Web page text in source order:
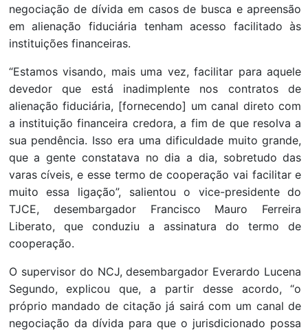
negociação de dívida em casos de busca e apreensão
em alienação fiduciária tenham acesso facilitado às
instituições financeiras.
“Estamos visando, mais uma vez, facilitar para aquele
devedor que está inadimplente nos contratos de
alienação fiduciária, [fornecendo] um canal direto com
a instituição financeira credora, a fim de que resolva a
sua pendência. Isso era uma dificuldade muito grande,
que a gente constatava no dia a dia, sobretudo das
varas cíveis, e esse termo de cooperação vai facilitar e
muito essa ligação”, salientou o vice-presidente do
TJCE, desembargador Francisco Mauro Ferreira
Liberato, que conduziu a assinatura do termo de
cooperação.
O supervisor do NCJ, desembargador Everardo Lucena
Segundo, explicou que, a partir desse acordo, “o
próprio mandado de citação já sairá com um canal de
negociação da dívida para que o jurisdicionado possa